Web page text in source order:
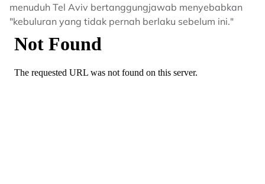
menuduh Tel Aviv bertanggungjawab menyebabkan
"kebuluran yang tidak pernah berlaku sebelum ini."